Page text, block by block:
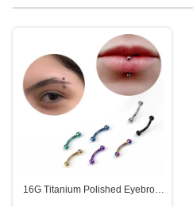
16G Titanium Polished Eyebrow